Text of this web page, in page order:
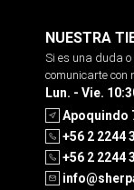
NUESTRA
Si es una duda
comunicarte con
Lun. - Vie.
Apoquindo
+56 2 2244
+56 2 2244